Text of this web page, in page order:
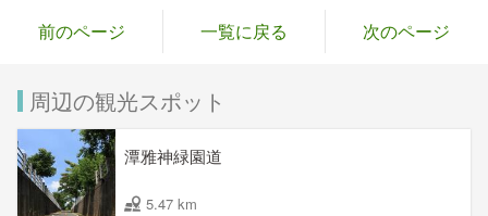
前のページ 一覧に戻る 次のページ
周辺の観光スポット
潭雅神緑園道
5.47 km